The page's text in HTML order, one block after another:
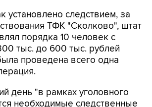
установлено следствием, за
ТФК "Сколково", штат
порядка 10 человек с
тыс. до 600 тыс. рублей
проведена всего одна
день "в рамках уголовного
необходимые следственные